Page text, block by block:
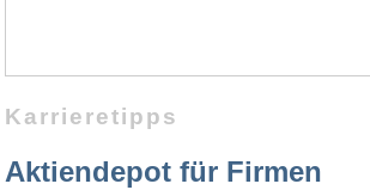
Karrieretipps
Aktiendepot für Firmen